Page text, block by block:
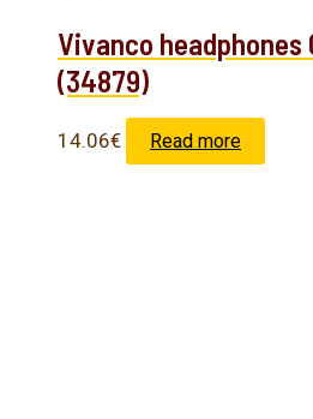
Vivanco headphones
(34879)
14.06€ Read more